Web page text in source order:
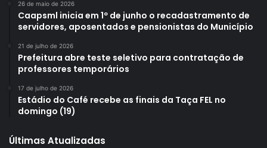
Basquete
campeonatos competições divulgação
elencos
equipes
esporte feminino jogadores masculino
temporada
times
26 de maio de 2026
Caapsml inicia em 1º de junho o recadastramento de
servidores, aposentados e pensionistas do Município
21 de julho de 2026
Prefeitura abre teste seletivo para contratação de
professores temporários
17 de julho de 2026
Estádio do Café recebe as finais da Taça FEL no
domingo (19)
Últimas Atualizadas